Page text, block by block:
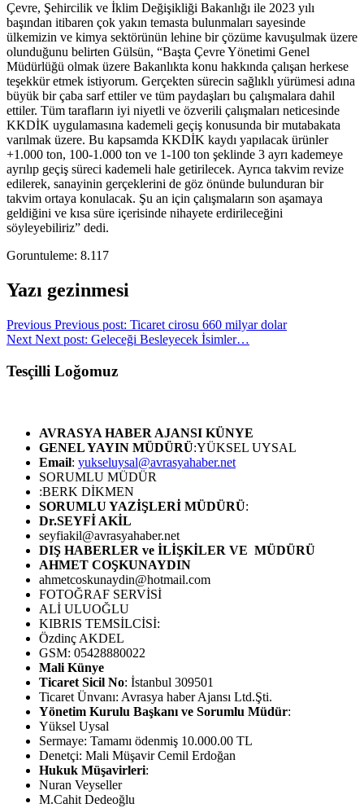
Çevre, Şehircilik ve İklim Değişikliği Bakanlığı ile 2023 yılı
başından itibaren çok yakın temasta bulunmaları sayesinde
ülkemizin ve kimya sektörünün lehine bir çözüme kavuşulmak üzere
olunduğunu belirten Gülsün, “Başta Çevre Yönetimi Genel
Müdürlüğü olmak üzere Bakanlıkta konu hakkında çalışan herkese
teşekkür etmek istiyorum. Gerçekten sürecin sağlıklı yürümesi adına
büyük bir çaba sarf ettiler ve tüm paydaşları bu çalışmalara dahil
ettiler. Tüm tarafların iyi niyetli ve özverili çalışmaları neticesinde
KKDİK uygulamasına kademeli geçiş konusunda bir mutabakata
varılmak üzere. Bu kapsamda KKDİK kaydı yapılacak ürünler
+1.000 ton, 100-1.000 ton ve 1-100 ton şeklinde 3 ayrı kademeye
ayrılıp geçiş süreci kademeli hale getirilecek. Ayrıca takvim revize
edilerek, sanayinin gerçeklerini de göz önünde bulunduran bir
takvim ortaya konulacak. Şu an için çalışmaların son aşamaya
geldiğini ve kısa süre içerisinde nihayete erdirileceğini
söyleyebiliriz” dedi.
Goruntuleme: 8.117
Yazı gezinmesi
Previous Previous post: Ticaret cirosu 660 milyar dolar
Next Next post: Geleceği Besleyecek İsimler…
Tesçilli Loğomuz
AVRASYA HABER AJANSI KÜNYE
GENEL YAYIN MÜDÜRÜ:YÜKSEL UYSAL
Email: yukseluysal@avrasyahaber.net
SORUMLU MÜDÜR
:BERK DİKMEN
SORUMLU YAZİŞLERİ MÜDÜRÜ:
Dr.SEYFİ AKİL
seyfiakil@avrasyahaber.net
DIŞ HABERLER ve İLİŞKİLER VE MÜDÜRÜ
AHMET COŞKUNAYDIN
ahmetcoskunaydin@hotmail.com
FOTOĞRAF SERVİSİ
ALİ ULUOĞLU
KIBRIS TEMSİLCİSİ:
Özdinç AKDEL
GSM: 05428880022
Mali Künye
Ticaret Sicil No: İstanbul 309501
Ticaret Ünvanı: Avrasya haber Ajansı Ltd.Şti.
Yönetim Kurulu Başkanı ve Sorumlu Müdür:
Yüksel Uysal
Sermaye: Tamamı ödenmiş 10.000.00 TL
Denetçi: Mali Müşavir Cemil Erdoğan
Hukuk Müşavirleri:
Nuran Veyseller
M.Cahit Dedeoğlu